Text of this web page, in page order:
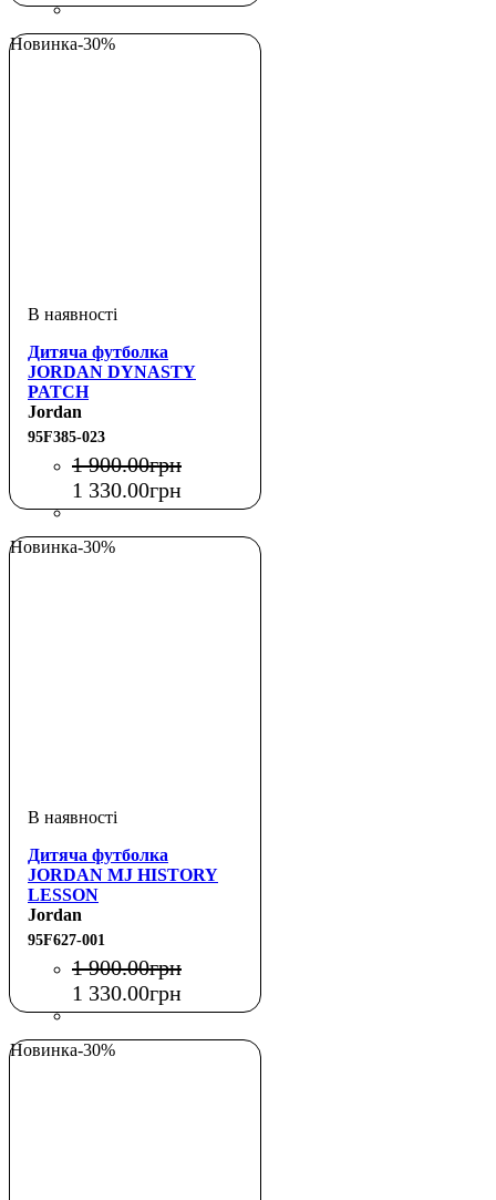
Новинка-30%
Дитяча футболка
JORDAN DYNASTY
PATCH
Jordan
95F385-023
1 900.00грн
1 330.00грн
Новинка-30%
Дитяча футболка
JORDAN MJ HISTORY
LESSON
Jordan
95F627-001
1 900.00грн
1 330.00грн
Новинка-30%